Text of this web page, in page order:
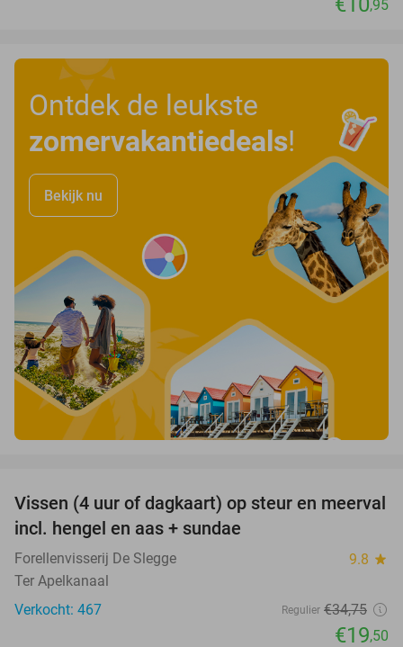
,95
Ontdek de leukste
zomervakantiedeals!
Bekijk nu
44%
Vissen (4 uur of dagkaart) op steur en meerval
incl. hengel en aas + sundae
Forellenvisserij De Slegge 9.8 star
Ter Apelkanaal
Verkocht: 467
Regulier €34,75
€19,50